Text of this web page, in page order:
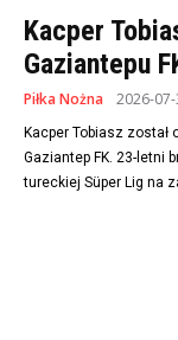
Kacper
Gaziantepu
Piłka Nożna 2026-
Kacper Tobiasz
Gaziantep FK. 23-letni
tureckiej Süper Lig na